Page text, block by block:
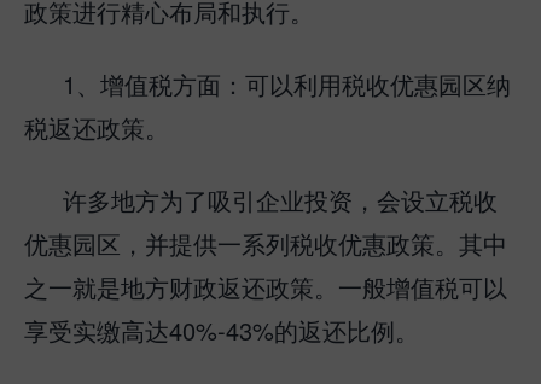
政策进行精心布局和执行。
1、增值税方面：可以利用税收优惠园区纳
税返还政策。
许多地方为了吸引企业投资，会设立税收
优惠园区，并提供一系列税收优惠政策。其中
之一就是地方财政返还政策。一般增值税可以
享受实缴高达40%-43%的返还比例。